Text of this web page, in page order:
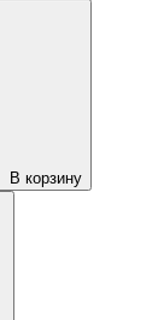
В корзину